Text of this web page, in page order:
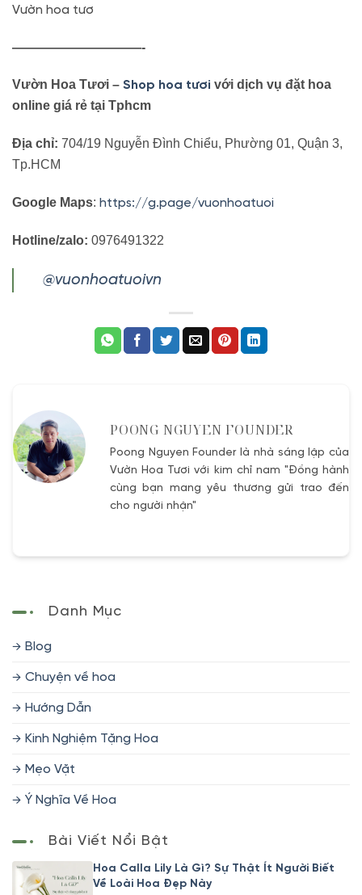
Vườn hoa tươ
——————————-
Vườn Hoa Tươi – Shop hoa tươi với dịch vụ đặt hoa
online giá rẻ tại Tphcm
Địa chỉ: 704/19 Nguyễn Đình Chiểu, Phường 01, Quận 3,
Tp.HCM
Google Maps: https://g.page/vuonhoatuoi
Hotline/zalo: 0976491322
@vuonhoatuoivn
POONG NGUYEN FOUNDER
Poong Nguyen Founder là nhà sáng lập của
Vườn Hoa Tươi với kim chỉ nam "Đồng hành
cùng bạn mang yêu thương gửi trao đến
cho người nhận"
Danh Mục
Blog
Chuyện về hoa
Hướng Dẫn
Kinh Nghiệm Tặng Hoa
Mẹo Vặt
Ý Nghĩa Về Hoa
Bài Viết Nổi Bật
Hoa Calla Lily Là Gì? Sự Thật Ít Người Biết
Về Loài Hoa Đẹp Này